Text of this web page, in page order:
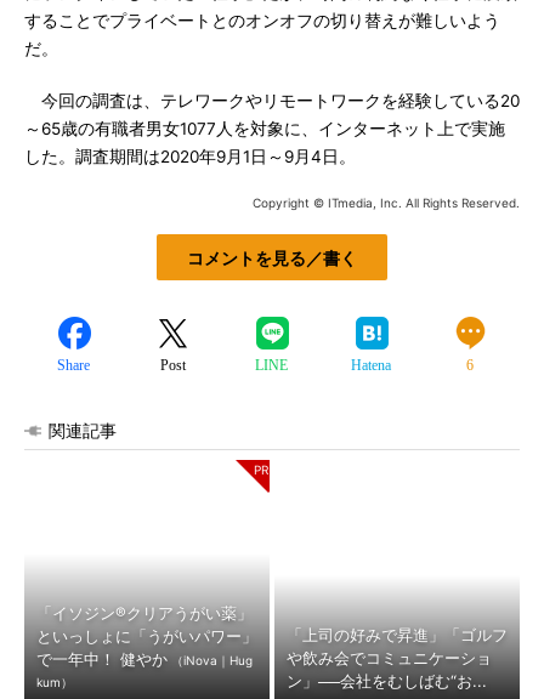
することでプライベートとのオンオフの切り替えが難しいよう
だ。
今回の調査は、テレワークやリモートワークを経験している20
～65歳の有職者男女1077人を対象に、インターネット上で実施
した。調査期間は2020年9月1日～9月4日。
Copyright © ITmedia, Inc. All Rights Reserved.
コメントを見る／書く
Share Post LINE Hatena 6
関連記事
「イソジン®クリアうがい薬」
といっしょに「うがいパワー」
で一年中！ 健やか
（iNova｜Hug
kum）
「上司の好みで昇進」「ゴルフ
や飲み会でコミュニケーショ
ン」──会社をむしばむ“お...